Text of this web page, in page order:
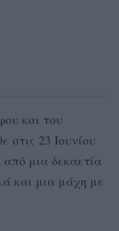
και του
στις 23 Ιουνίου
μια δεκαετία
και μια μάχη με